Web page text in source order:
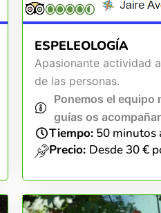
ESPELEOLOGÍA
Apasionante actividad
de las personas.
Ponemos el equipo
guías os
Tiempo:50 minutos
Precio: Desde 30 €